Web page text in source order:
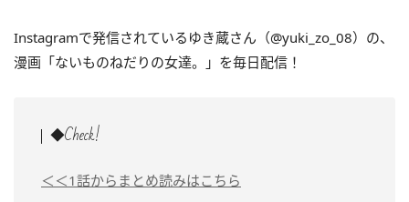
Instagramで発信されているゆき蔵さん（@yuki_zo_08）の、
漫画「ないものねだりの女達。」を毎日配信！
◆Check!
＜＜1話からまとめ読みはこちら